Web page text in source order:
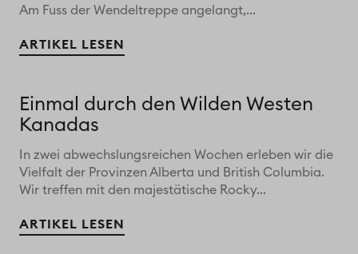
Am Fuss der Wendeltreppe angelangt,...
ARTIKEL LESEN
Einmal durch den Wilden Westen
Kanadas
In zwei abwechslungsreichen Wochen erleben wir die
Vielfalt der Provinzen Alberta und British Columbia.
Wir treffen mit den majestätische Rocky...
ARTIKEL LESEN